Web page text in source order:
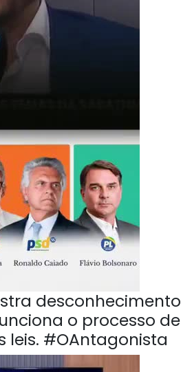
desconhecimento
o processo de
leis. #OAntagonista